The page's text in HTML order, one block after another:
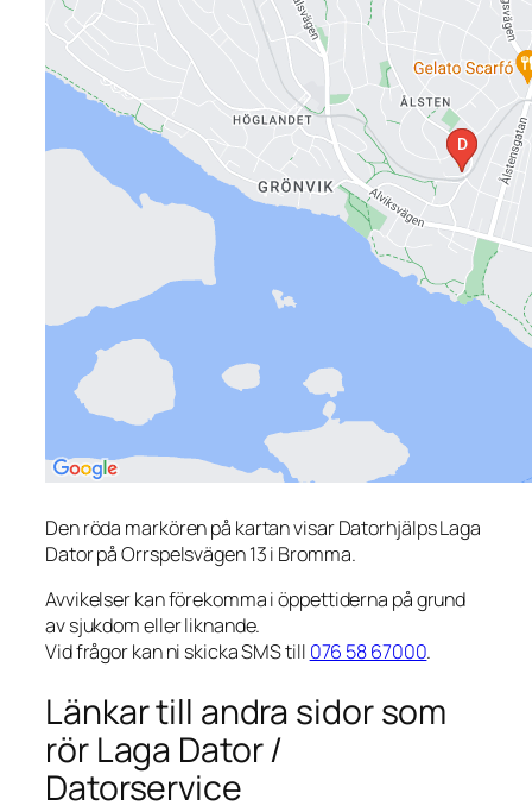
Den röda markören på kartan visar Datorhjälps Laga
Dator på Orrspelsvägen 13 i Bromma.
Avvikelser kan förekomma i öppettiderna på grund
av sjukdom eller liknande.
Vid frågor kan ni skicka SMS till 076 58 67000.
Länkar till andra sidor som
rör Laga Dator /
Datorservice